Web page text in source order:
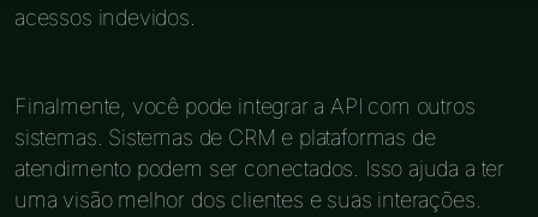
acessos indevidos.
Finalmente, você pode integrar a API com outros
sistemas. Sistemas de CRM e plataformas de
atendimento podem ser conectados. Isso ajuda a ter
uma visão melhor dos clientes e suas interações.